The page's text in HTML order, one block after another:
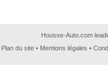
Housse-Auto.com
Plan du site • Mentions légales •